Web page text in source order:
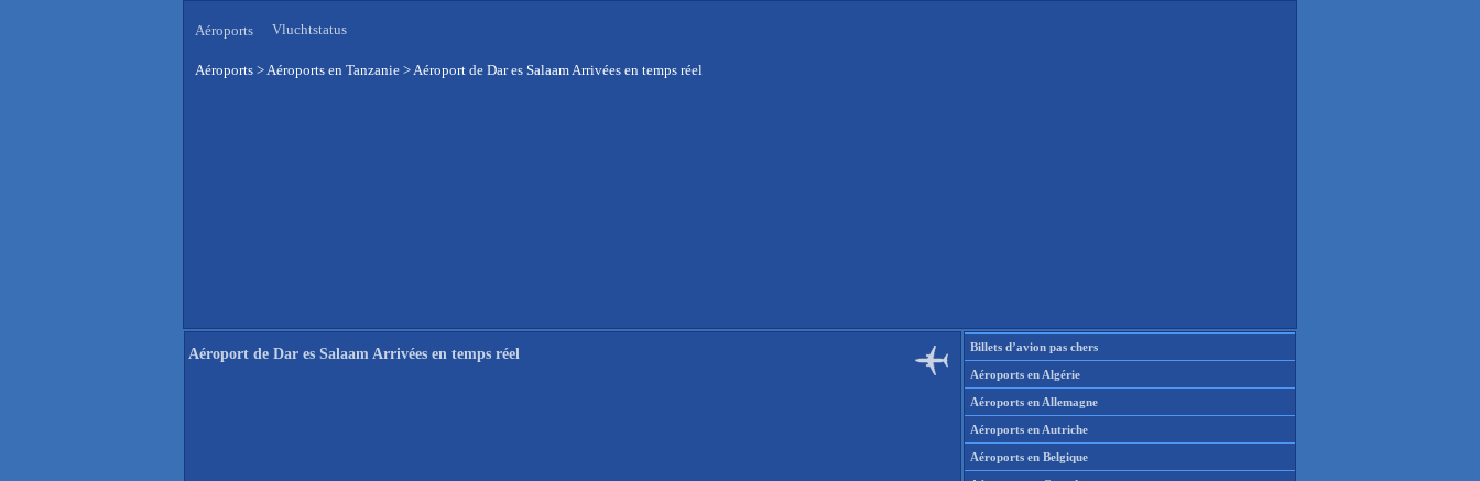
Aéroports Vluchtstatus
Aéroports >Aéroports en Tanzanie >Aéroport de Dar es Salaam Arrivées en temps réel
Aéroport de Dar es Salaam Arrivées en temps réel Billets d’avion pas chers
Aéroports en Algérie
Aéroports en Allemagne
Aéroports en Autriche
Aéroports en Belgique